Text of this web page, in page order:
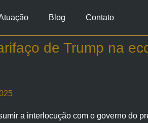
Blog Contato
de Trump na
a interlocução com o governo do